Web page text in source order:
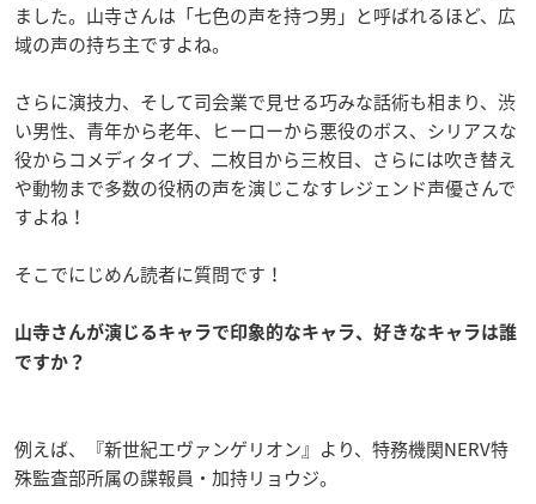
ました。山寺さんは「七色の声を持つ男」と呼ばれるほど、広
域の声の持ち主ですよね。
さらに演技力、そして司会業で見せる巧みな話術も相まり、渋
い男性、青年から老年、ヒーローから悪役のボス、シリアスな
役からコメディタイプ、二枚目から三枚目、さらには吹き替え
や動物まで多数の役柄の声を演じこなすレジェンド声優さんで
すよね！
そこでにじめん読者に質問です！
山寺さんが演じるキャラで印象的なキャラ、好きなキャラは誰
ですか？
例えば、『新世紀エヴァンゲリオン』より、特務機関NERV特
殊監査部所属の諜報員・加持リョウジ。